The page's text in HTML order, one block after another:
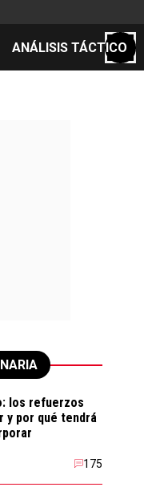
ANÁLISIS TÁCTICO
los refuerzos
y por qué tendrá
175